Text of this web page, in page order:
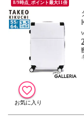
8/9時点_ポイント最大11倍